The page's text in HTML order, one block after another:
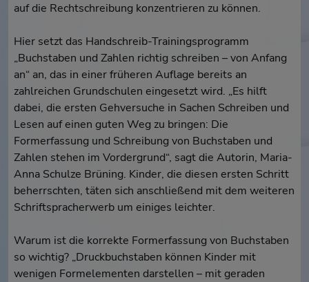
auf die Rechtschreibung konzentrieren zu können.
Hier setzt das Handschreib-Trainingsprogramm
„Buchstaben und Zahlen richtig schreiben – von Anfang
an“ an, das in einer früheren Auflage bereits an
zahlreichen Grundschulen eingesetzt wird. „Es hilft
dabei, die ersten Gehversuche in Sachen Schreiben und
Lesen auf einen guten Weg zu bringen: Die
Formerfassung und Schreibung von Buchstaben und
Zahlen stehen im Vordergrund“, sagt die Autorin, Maria-
Anna Schulze Brüning. Kinder, die diesen ersten Schritt
beherrschten, täten sich anschließend mit dem weiteren
Schriftspracherwerb um einiges leichter.
Warum ist die korrekte Formerfassung von Buchstaben
so wichtig? „Druckbuchstaben können Kinder mit
wenigen Formelementen darstellen – mit geraden